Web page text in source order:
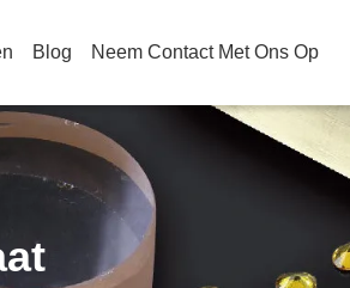
Blog Neem Contact Met Ons Op